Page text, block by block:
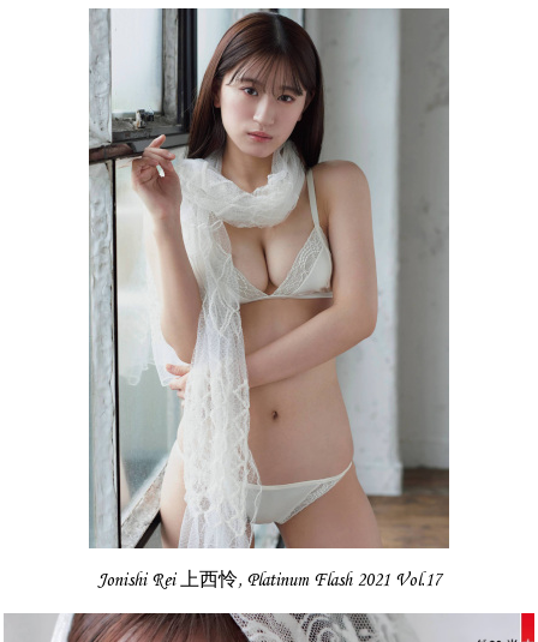
Jonishi Rei 上西怜, Platinum Flash 2021 Vol.17